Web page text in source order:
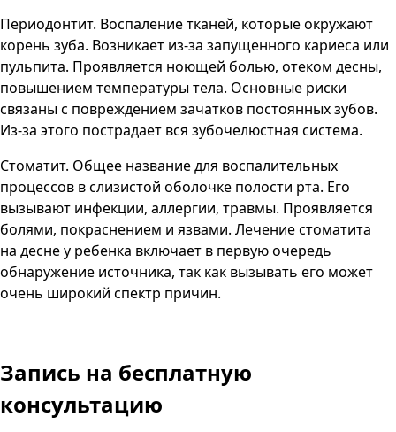
Периодонтит. Воспаление тканей, которые окружают
корень зуба. Возникает из-за запущенного кариеса или
пульпита. Проявляется ноющей болью, отеком десны,
повышением температуры тела. Основные риски
связаны с повреждением зачатков постоянных зубов.
Из-за этого пострадает вся зубочелюстная система.
Стоматит. Общее название для воспалительных
процессов в слизистой оболочке полости рта. Его
вызывают инфекции, аллергии, травмы. Проявляется
болями, покраснением и язвами. Лечение стоматита
на десне у ребенка включает в первую очередь
обнаружение источника, так как вызывать его может
очень широкий спектр причин.
Запись на бесплатную
консультацию